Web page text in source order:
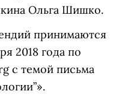
Ольга Шишко.
принимаются
2018 года по
с темой письма